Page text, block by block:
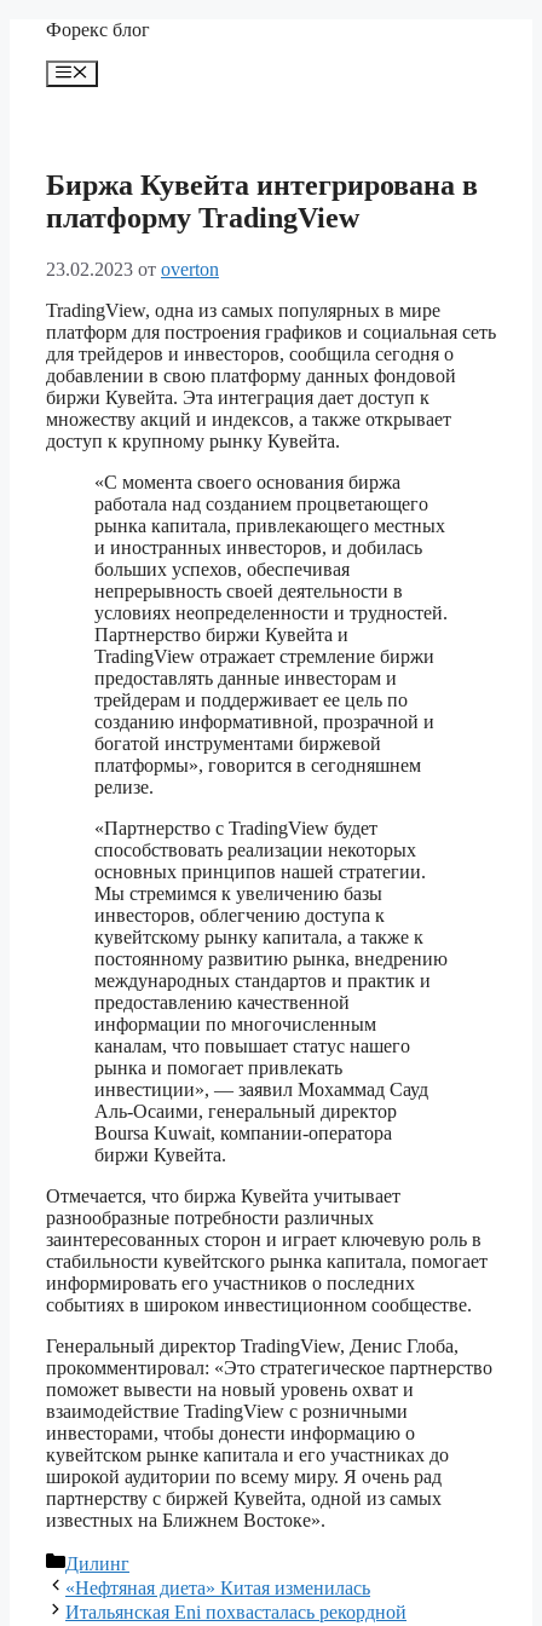
Перейти
содержимому
Форекс блог
Меню
Биржа Кувейта интегрирована в
платформу TradingView
23.02.2023 от overton
TradingView, одна из самых популярных в мире
платформ для построения графиков и социальная сеть
для трейдеров и инвесторов, сообщила сегодня о
добавлении в свою платформу данных фондовой
биржи Кувейта. Эта интеграция дает доступ к
множеству акций и индексов, а также открывает
доступ к крупному рынку Кувейта.
«С момента своего основания биржа
работала над созданием процветающего
рынка капитала, привлекающего местных
и иностранных инвесторов, и добилась
больших успехов, обеспечивая
непрерывность своей деятельности в
условиях неопределенности и трудностей.
Партнерство биржи Кувейта и
TradingView отражает стремление биржи
предоставлять данные инвесторам и
трейдерам и поддерживает ее цель по
созданию информативной, прозрачной и
богатой инструментами биржевой
платформы», говорится в сегодняшнем
релизе.
«Партнерство с TradingView будет
способствовать реализации некоторых
основных принципов нашей стратегии.
Мы стремимся к увеличению базы
инвесторов, облегчению доступа к
кувейтскому рынку капитала, а также к
постоянному развитию рынка, внедрению
международных стандартов и практик и
предоставлению качественной
информации по многочисленным
каналам, что повышает статус нашего
рынка и помогает привлекать
инвестиции», — заявил Мохаммад Сауд
Аль-Осаими, генеральный директор
Boursa Kuwait, компании-оператора
биржи Кувейта.
Отмечается, что биржа Кувейта учитывает
разнообразные потребности различных
заинтересованных сторон и играет ключевую роль в
стабильности кувейтского рынка капитала, помогает
информировать его участников о последних
событиях в широком инвестиционном сообществе.
Генеральный директор TradingView, Денис Глоба,
прокомментировал: «Это стратегическое партнерство
поможет вывести на новый уровень охват и
взаимодействие TradingView с розничными
инвесторами, чтобы донести информацию о
кувейтском рынке капитала и его участниках до
широкой аудитории по всему миру. Я очень рад
партнерству с биржей Кувейта, одной из самых
известных на Ближнем Востоке».
Рубрики
Дилинг
«Нефтяная диета» Китая изменилась
Итальянская Eni похвасталась рекордной